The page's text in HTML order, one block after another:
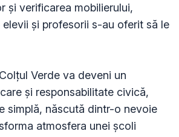
și verificarea mobilierului,
și profesorii s-au oferit să le
Verde va deveni un
și responsabilitate civică,
simplă, născută dintr-o nevoie
atmosfera unei școli